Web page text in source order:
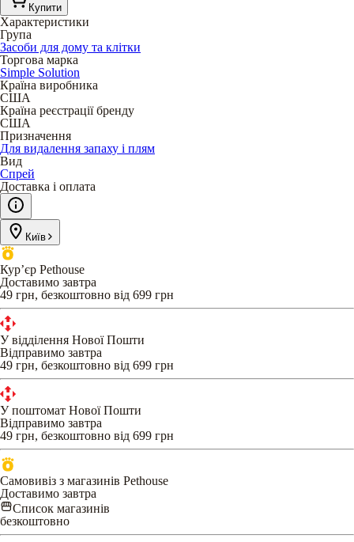
Купити
Характеристики
Група
Засоби для дому та клітки
Торгова марка
Simple Solution
Країна виробника
США
Країна реєстрації бренду
США
Призначення
Для видалення запаху і плям
Вид
Спрей
Доставка і оплата
Київ
Кур’єр Pethouse
Доставимо завтра
49 грн, безкоштовно від 699 грн
У відділення Нової Пошти
Відправимо завтра
49 грн, безкоштовно від 699 грн
У поштомат Нової Пошти
Відправимо завтра
49 грн, безкоштовно від 699 грн
Самовивіз з магазинів Pethouse
Доставимо завтра
Список магазинів
безкоштовно